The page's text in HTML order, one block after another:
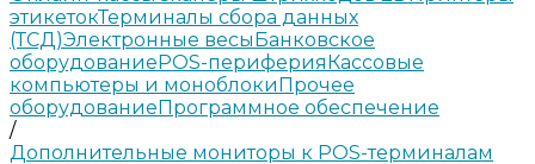
этикетокТерминалы сбора данных
(ТСД)Электронные весыБанковское
оборудованиеPOS-периферияКассовые
компьютеры и моноблокиПрочее
оборудованиеПрограммное обеспечение
/
Дополнительные мониторы к POS-терминалам